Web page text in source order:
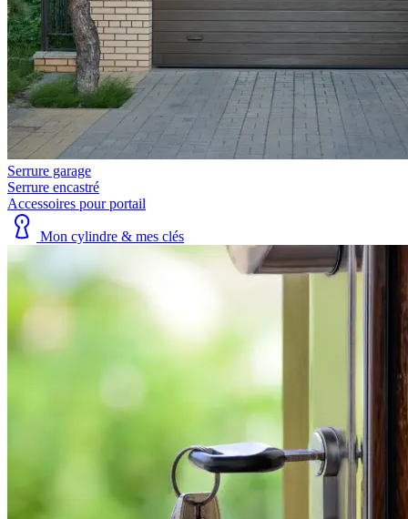
Serrure garage
Serrure encastré
Accessoires pour portail
Mon cylindre & mes clés